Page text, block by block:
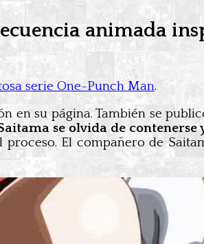
animada
serie One-Punch Man.
en su página. También se
se olvida de contenerse
El compañero de